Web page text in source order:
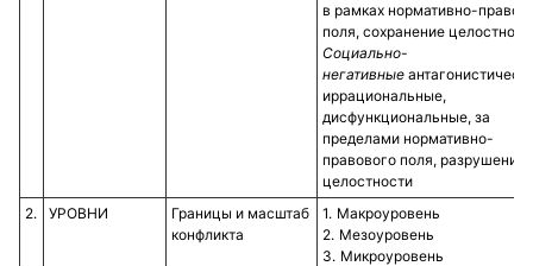
в рамках нормативно-
поля, сохранение
Социально-
негативные
иррациональные,
дисфункциональные, за
пределами нормативно-
правового поля, разрушение
целостности
2.
УРОВНИ
Границы и масштаб
конфликта
Макроуровень
Мезоуровень
Микроуровень